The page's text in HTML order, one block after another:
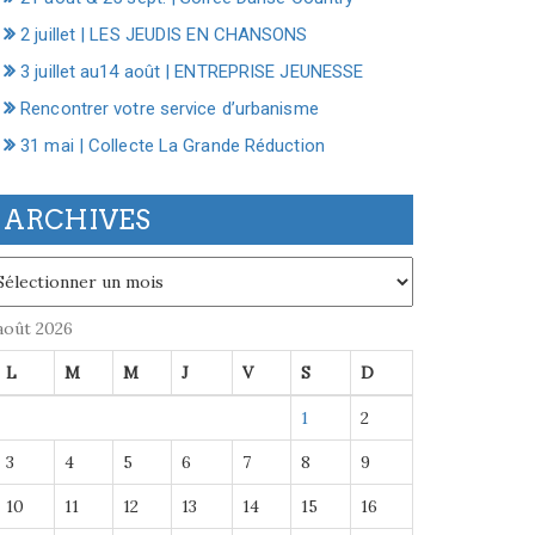
2 juillet | LES JEUDIS EN CHANSONS
3 juillet au14 août | ENTREPRISE JEUNESSE
Rencontrer votre service d’urbanisme
31 mai | Collecte La Grande Réduction
ARCHIVES
2026
L M M J V S D
1 2
3 4 5 6 7 8 9
10 11 12 13 14 15 16